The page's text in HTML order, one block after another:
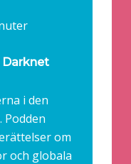
Darknet
i den
Podden
om
och globala